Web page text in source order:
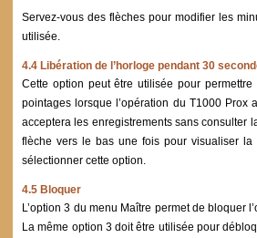
Servez-vous des flèches pour modifier les
utilisée.
4.4 Libération de l’horloge pendant 30
Cette option peut être utilisée pour permettre
pointages lorsque l’opération du T1000
acceptera les enregistrements sans consulter
flèche vers le bas une fois pour visualiser la
sélectionner cette option.
4.5 Bloquer
L’option 3 du menu Maître permet de bloquer
La même option 3 doit être utilisée pour